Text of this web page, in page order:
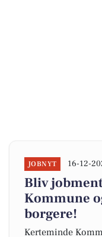
JOBNYT 16-12-
Bliv
Kommune
borgere!
Kerteminde